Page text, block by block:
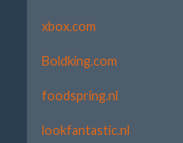
xbox.com
Boldking.com
foodspring.nl
lookfantastic.nl